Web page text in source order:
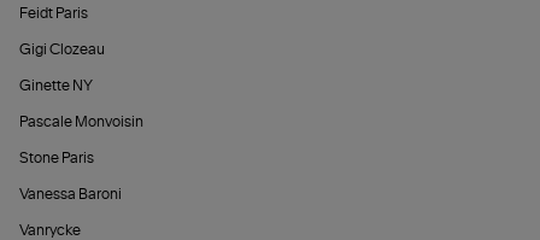
Feidt Paris
Gigi Clozeau
Ginette NY
Pascale Monvoisin
Stone Paris
Vanessa Baroni
Vanrycke